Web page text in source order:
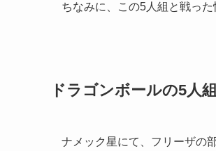
ちなみに、 この5人組と戦っ
ドラゴンボールの5人
ナメック星にて、フリーザの